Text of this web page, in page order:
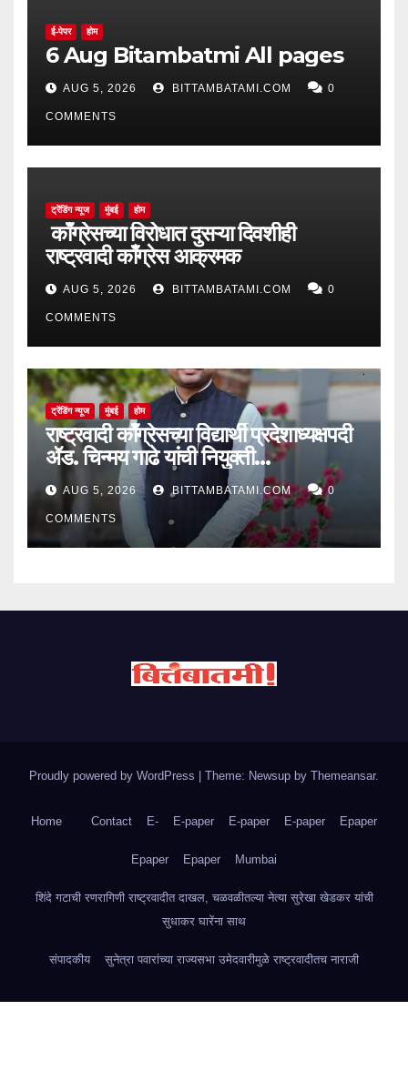
ई-पेपर होम
6 Aug Bitambatmi All pages
AUG 5, 2026 BITTAMBATAMI.COM 0
COMMENTS
ट्रेंडिंग न्यूज मुंबई होम
काँग्रेसच्या विरोधात दुसऱ्या दिवशीही
राष्ट्रवादी काँग्रेस आक्रमक
AUG 5, 2026 BITTAMBATAMI.COM 0
COMMENTS
ट्रेंडिंग न्यूज मुंबई होम
राष्ट्रवादी काँग्रेसच्या विद्यार्थी प्रदेशाध्यक्षपदी
ॲड. चिन्मय गाढे यांची नियुक्ती…
AUG 5, 2026 BITTAMBATAMI.COM 0
COMMENTS
Proudly powered by WordPress | Theme: Newsup by Themeansar.
Home Contact E- E-paper E-paper E-paper Epaper
Epaper Epaper Mumbai
शिंदे गटाची रणरागिणी राष्ट्रवादीत दाखल, चळवळीतल्या नेत्या सुरेखा खेडकर यांची
सुधाकर घारेंना साथ
संपादकीय सुनेत्रा पवारांच्या राज्यसभा उमेदवारीमुळे राष्ट्रवादीतच नाराजी